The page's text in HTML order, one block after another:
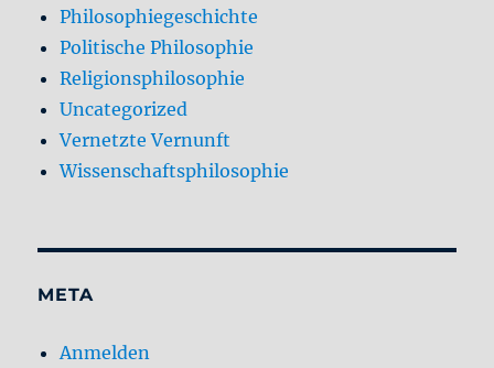
Philosophiegeschichte
Politische Philosophie
Religionsphilosophie
Uncategorized
Vernetzte Vernunft
Wissenschaftsphilosophie
META
Anmelden